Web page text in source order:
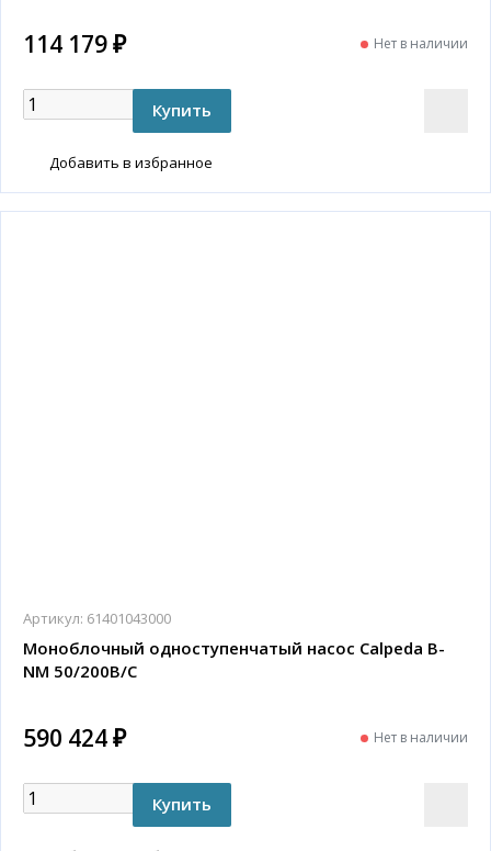
114 179 ₽ Нет в наличии
Добавить в избранное
Артикул: 61401043000
Моноблочный одноступенчатый насос Calpeda B-
NM 50/200B/C
590 424 ₽ Нет в наличии